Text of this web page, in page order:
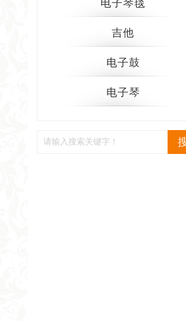
电子琴毯
吉他
电子鼓
电子琴